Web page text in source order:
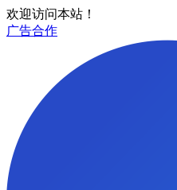
欢迎访问本站！
广告合作